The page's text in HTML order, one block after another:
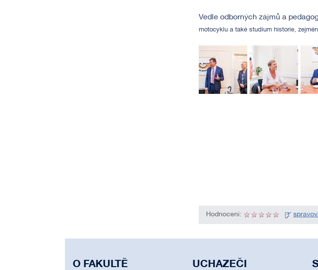
Vedle odborných zájmů a
motocyklu a také studium historie,
Hodnocení:
O FAKULTĚ UCHAZEČI